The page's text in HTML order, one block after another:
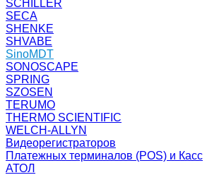
SCHILLER
SECA
SHENKE
SHVABE
SinoMDT
SONOSCAPE
SPRING
SZOSEN
TERUMO
THERMO SCIENTIFIC
WELCH-ALLYN
Видеорегистраторов
Платежных терминалов (POS) и Касс
АТОЛ